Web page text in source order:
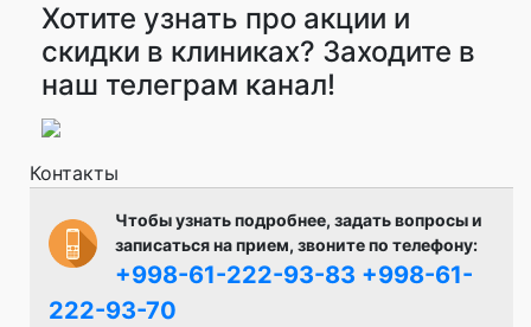
Хотите узнать про акции и
скидки в клиниках? Заходите в
наш телеграм канал!
Контакты
Чтобы узнать подробнее, задать вопросы и
записаться на прием, звоните по телефону:
+998-61-222-93-83 +998-61-
222-93-70